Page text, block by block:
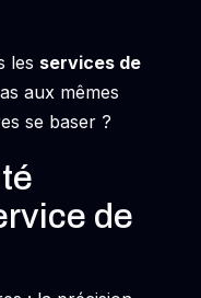
les services de
aux mêmes
se baser ?
de